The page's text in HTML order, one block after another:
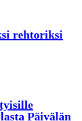
rehtoriksi
Päivälän